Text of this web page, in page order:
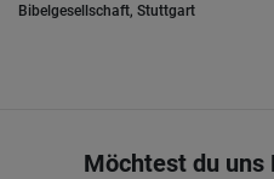
Bibelgesellschaft, Stuttgart
Möchtest du uns